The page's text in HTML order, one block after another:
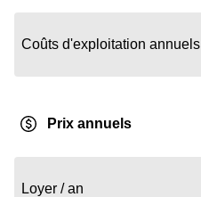
Coûts d'exploitation annuels
Prix annuels
Loyer / an